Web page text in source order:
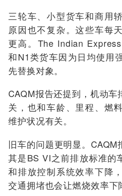
三轮车、小型货车和商用
原因也不复杂。这些车每
更高。The Indian
和N1类货车因为日均使用
先替换对象。
CAQM报告还提到，机动
关，也和车龄、里程、燃
维护状况有关。
旧车的问题更明显。
其是BS VI之前排放标准的
和排放控制系统效率下降
交通拥堵也会让燃烧效率下